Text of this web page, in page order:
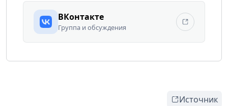
ВКонтакте
Группа и обсуждения
Источник